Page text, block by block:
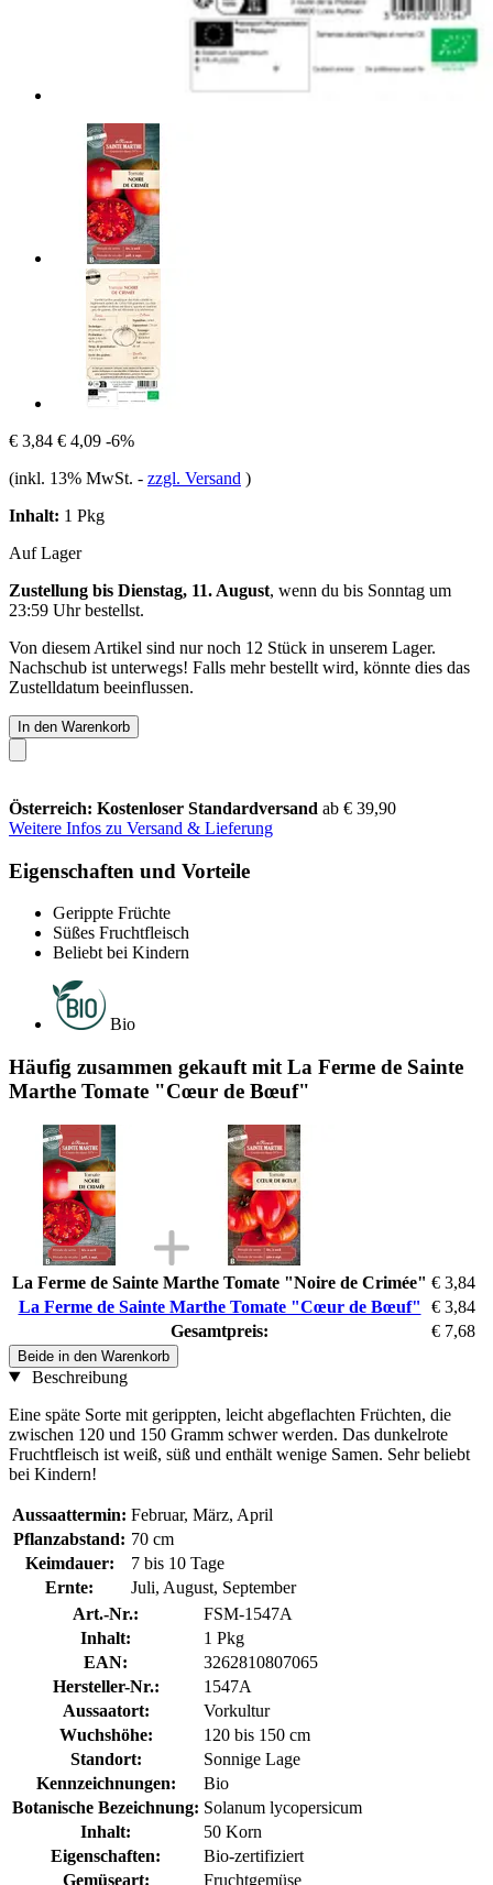
€ 3,84 € 4,09 -6%
(inkl. 13% MwSt. - zzgl. Versand )
Inhalt: 1 Pkg
Auf Lager
Zustellung bis Dienstag, 11. August, wenn du bis Sonntag um
23:59 Uhrbestellst.
Von diesem Artikel sind nur noch 12 Stück in unserem Lager.
Nachschub ist unterwegs! Falls mehr bestellt wird, könnte dies das
Zustelldatum beeinflussen.
In den Warenkorb
Österreich: Kostenloser Standardversand ab € 39,90
Weitere Infos zu Versand & Lieferung
Eigenschaften und Vorteile
Gerippte Früchte
Süßes Fruchtfleisch
Beliebt bei Kindern
Bio
Häufig zusammen gekauft mit La Ferme de Sainte
Marthe Tomate "Cœur de Bœuf"
La Ferme de Sainte Marthe Tomate "Noire de Crimée" € 3,84
La Ferme de Sainte Marthe Tomate "Cœur de Bœuf"
€ 3,84
Gesamtpreis:
€ 7,68
Beide in den Warenkorb
Beschreibung
Eine späte Sorte mit gerippten, leicht abgeflachten Früchten, die
zwischen 120 und 150 Gramm schwer werden. Das dunkelrote
Fruchtfleisch ist weiß, süß und enthält wenige Samen. Sehr beliebt
bei Kindern!
Aussaattermin: Februar, März, April
Pflanzabstand: 70 cm
Keimdauer:
7 bis 10 Tage
Ernte:
Juli, August, September
Art.-Nr.:
FSM-1547A
Inhalt:
1 Pkg
EAN:
3262810807065
Hersteller-Nr.:
1547A
Aussaatort:
Vorkultur
Wuchshöhe:
120 bis 150 cm
Standort:
Sonnige Lage
Kennzeichnungen:
Bio
Botanische Bezeichnung: Solanum lycopersicum
Inhalt:
50 Korn
Eigenschaften:
Bio-zertifiziert
Gemüseart:
Fruchtgemüse